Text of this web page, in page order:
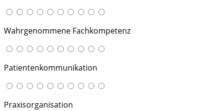
Wahrgenommene Fachkompetenz
Patientenkommunikation
Praxisorganisation